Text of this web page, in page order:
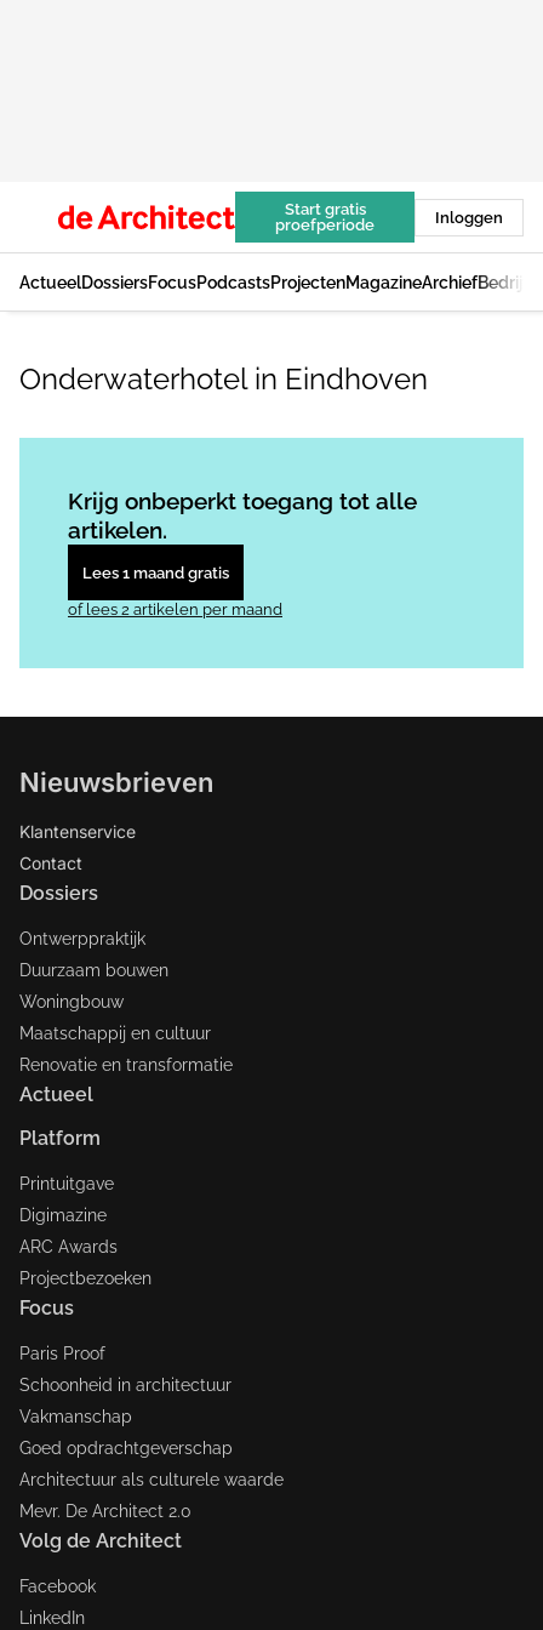
Start gratis
proefperiode
Inloggen
ActueelDossiersFocusPodcastsProjectenMagazineArchief
Onderwaterhotel in Eindhoven
Krijg onbeperkt toegang tot alle
artikelen.
Lees 1 maand gratis
of lees 2 artikelen per maand
Nieuwsbrieven
Klantenservice
Contact
Dossiers
Ontwerppraktijk
Duurzaam bouwen
Woningbouw
Maatschappij en cultuur
Renovatie en transformatie
Actueel
Platform
Printuitgave
Digimazine
ARC Awards
Projectbezoeken
Focus
Paris Proof
Schoonheid in architectuur
Vakmanschap
Goed opdrachtgeverschap
Architectuur als culturele waarde
Mevr. De Architect 2.0
Volg de Architect
Facebook
LinkedIn